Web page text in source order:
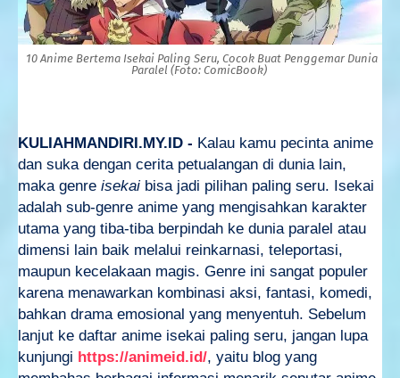
10 Anime Bertema Isekai Paling Seru, Cocok Buat Penggemar Dunia
Paralel (Foto: ComicBook)
KULIAHMANDIRI.MY.ID - Kalau kamu pecinta anime
dan suka dengan cerita petualangan di dunia lain,
maka genre isekai bisa jadi pilihan paling seru. Isekai
adalah sub-genre anime yang mengisahkan karakter
utama yang tiba-tiba berpindah ke dunia paralel atau
dimensi lain baik melalui reinkarnasi, teleportasi,
maupun kecelakaan magis. Genre ini sangat populer
karena menawarkan kombinasi aksi, fantasi, komedi,
bahkan drama emosional yang menyentuh. Sebelum
lanjut ke daftar anime isekai paling seru, jangan lupa
kunjungi https://animeid.id/, yaitu blog yang